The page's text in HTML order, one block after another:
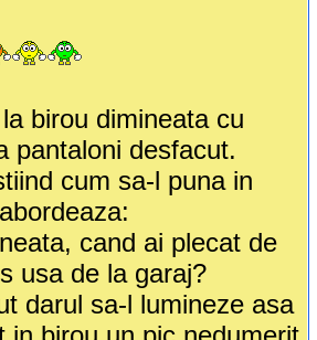
birou dimineata cu
pantaloni desfacut.
cum sa-l puna in
cand ai plecat de
usa de la garaj?
darul sa-l lumineze asa